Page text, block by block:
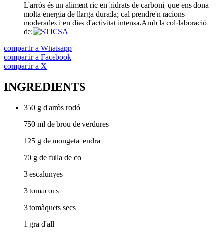
L'arròs és un aliment ric en hidrats de carboni, que ens dona
molta energia de llarga durada; cal prendre'n racions
moderades i en dies d'activitat intensa.Amb la col·laboració
de:
compartir a Whatsapp
compartir a Facebook
compartir a X
INGREDIENTS
350 g d'arròs rodó
750 ml de brou de verdures
125 g de mongeta tendra
70 g de fulla de col
3 escalunyes
3 tomacons
3 tomàquets secs
1 gra d'all